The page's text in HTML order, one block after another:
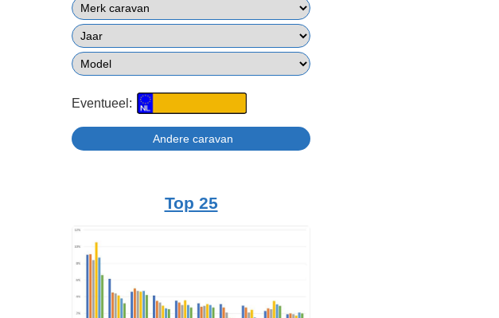
Eventueel:
Top 25